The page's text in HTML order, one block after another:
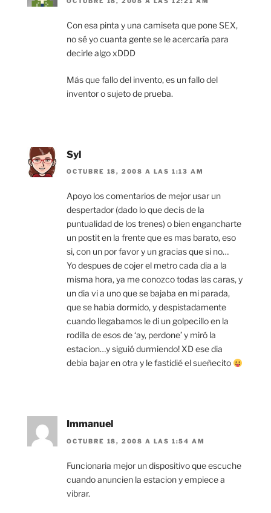
Con esa pinta y una camiseta que pone SEX,
no sé yo cuanta gente se le acercaría para
decirle algo xDDD
Más que fallo del invento, es un fallo del
inventor o sujeto de prueba.
Syl
OCTUBRE 18, 2008 A LAS 1:13 AM
Apoyo los comentarios de mejor usar un
despertador (dado lo que decis de la
puntualidad de los trenes) o bien engancharte
un postit en la frente que es mas barato, eso
si, con un por favor y un gracias que si no…
Yo despues de cojer el metro cada dia a la
misma hora, ya me conozco todas las caras, y
un dia vi a uno que se bajaba en mi parada,
que se habia dormido, y despistadamente
cuando llegabamos le di un golpecillo en la
rodilla de esos de ‘ay, perdone’ y miró la
estacion…y siguió durmiendo! XD ese dia
debia bajar en otra y le fastidié el sueñecito
Immanuel
OCTUBRE 18, 2008 A LAS 1:54 AM
Funcionaria mejor un dispositivo que escuche
cuando anuncien la estacion y empiece a
vibrar.